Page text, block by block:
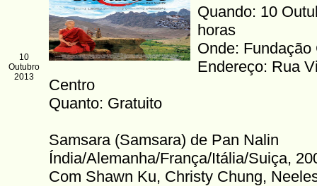
10
Outubro
2013
Quando: 10
horas
Onde:
Endereço: Rua
Centro
Quanto: Gratuito
Samsara (Samsara) de Pan Nalin
Índia/Alemanha/França/Itália/Suiça,
Com Shawn Ku, Christy Chung,